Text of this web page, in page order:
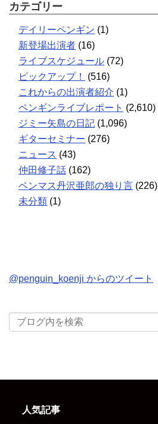
カテゴリー
デイリーペンギン (1)
新登場出演者 (16)
ライブスケジュール (72)
ピックアップ！
(516)
これからの出演者紹介 (1)
ペンギンライブレポート (2,610)
ジミー矢島の日記 (1,096)
ギターセミナー (276)
ニュース (43)
仲田修子話 (162)
ペンマス丹沢亜郎の独り言 (226)
未分類 (1)
@penguin_koenji からのツイート
人気記事